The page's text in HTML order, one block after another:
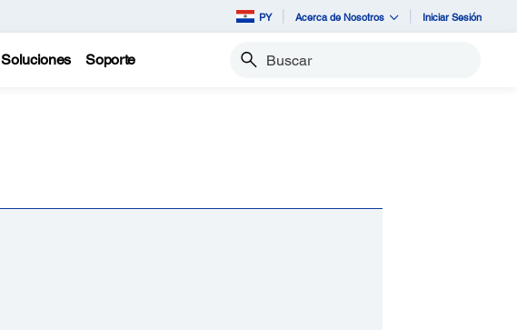
PY Acerca de Nosotros Iniciar Sesión
Soluciones Soporte Buscar